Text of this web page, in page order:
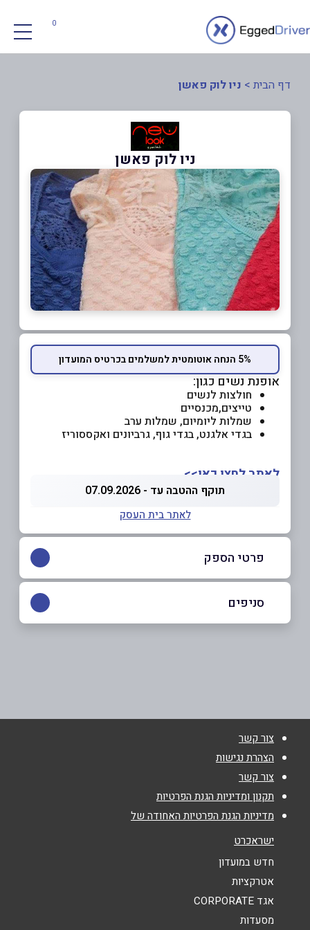
0
דף הבית > ניו לוק פאשן
ניו לוק פאשן
5% הנחה אוטומטית למשלמים בכרטיס המועדון
אופנת נשים כגון:
חולצות לנשים
טייצים,מכנסיים
שמלות ליומיום, שמלות ערב
בגדי אלגנט, בגדי גוף, גרביונים ואקססוריז
לאתר לחצו כאן>>
תוקף ההטבה עד - 07.09.2026
לאתר בית העסק
פרטי הספק
באתר בפייסבוק
טלפון*
אנא חזרו אלי בקשר ל...
הודעה
סניפים
צור קשר
הצהרת נגישות
צור קשר
תקנון ומדיניות הגנת הפרטיות
מדיניות הגנת הפרטיות האחודה של
ישראכרט
חדש במועדון
אטרקציות
אגד CORPORATE
מסעדות